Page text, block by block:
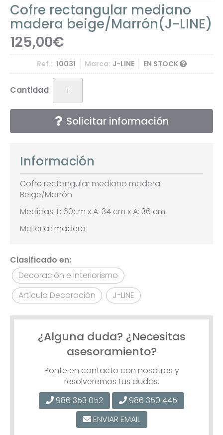
Cofre rectangular mediano
madera beige/Marrón(J-LINE)
125,00€
Ref.: 10031 Marca: J-LINE EN STOCK
Cantidad
Solicitar información
Información
Cofre rectangular mediano madera
Beige/Marrón
Medidas: L: 60cm x A: 34 cm x A: 36 cm
Material: madera
Clasificado en:
Decoración e Interiorismo
Artículo Decoración
J-LINE
¿Alguna duda? ¿Necesitas
asesoramiento?
Ponte en contacto con nosotros y
resolveremos tus dudas.
986 353 052
986 350 445
ENVIAR EMAIL